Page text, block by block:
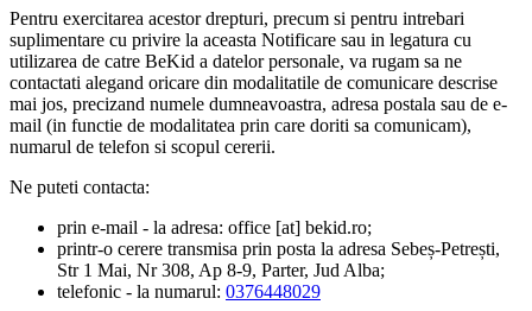
Pentru exercitarea acestor drepturi, precum si pentru intrebari
suplimentare cu privire la aceasta Notificare sau in legatura cu
utilizarea de catre BeKid a datelor personale, va rugam sa ne
contactati alegand oricare din modalitatile de comunicare descrise
mai jos, precizand numele dumneavoastra, adresa postala sau de e-
mail (in functie de modalitatea prin care doriti sa comunicam),
numarul de telefon si scopul cererii.
Ne puteti contacta:
prin e-mail - la adresa: office [at] bekid.ro;
printr-o cerere transmisa prin posta la adresa Sebeș-Petrești,
Str 1 Mai, Nr 308, Ap 8-9, Parter, Jud Alba;
telefonic - la numarul: 0376448029